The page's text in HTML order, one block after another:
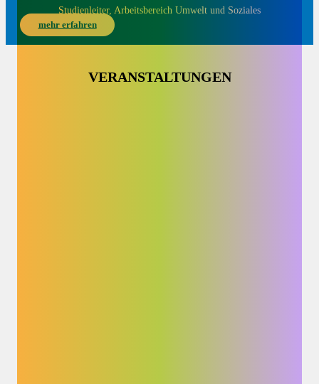
Studienleiter, Arbeitsbereich Umwelt und Soziales
mehr erfahren
VERANSTALTUNGEN